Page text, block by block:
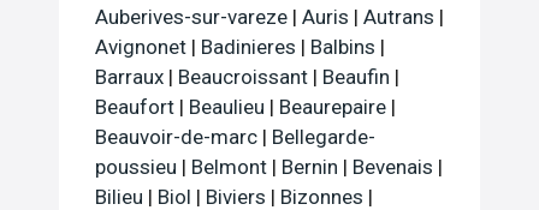
Auberives-sur-vareze | Auris | Autrans |
Avignonet | Badinieres | Balbins |
Barraux | Beaucroissant | Beaufin |
Beaufort | Beaulieu | Beaurepaire |
Beauvoir-de-marc | Bellegarde-
poussieu | Belmont | Bernin | Bevenais |
Bilieu | Biol | Biviers | Bizonnes |